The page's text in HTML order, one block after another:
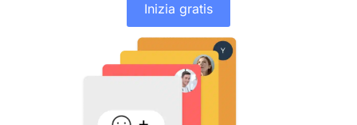
Inizia gratis